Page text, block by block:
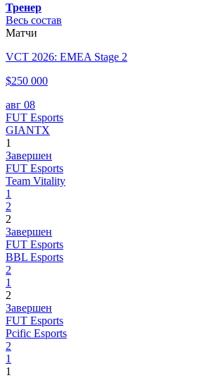
Тренер
Весь состав
Матчи
VCT 2026: EMEA Stage 2
$250 000
авг 08
FUT Esports
GIANTX
1
Завершен
FUT Esports
Team Vitality
1
2
2
Завершен
FUT Esports
BBL Esports
2
1
2
Завершен
FUT Esports
Pcific Esports
2
1
1